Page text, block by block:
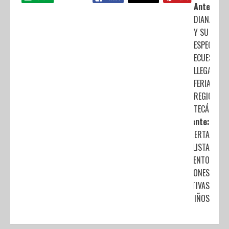
Anterior:
DIANA
Y SU
ECUESTRE
LLEGA A LA
FERIA
REGIONAL
TECÁMAC
Siguiente:
ALERTA
ESPECIALISTA
INCREMENTO
DE LESIONES
AUDITIVAS
EN NIÑOS